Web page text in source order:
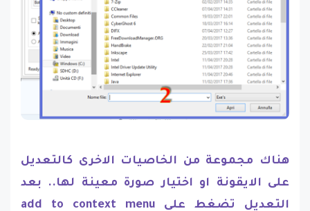
هناك مجموعة من الخاصيات الاخرى كالتعديل
على الايقونة او اختيار صورة معينة لها.. بعد
التعديل تضغط على add to context menu